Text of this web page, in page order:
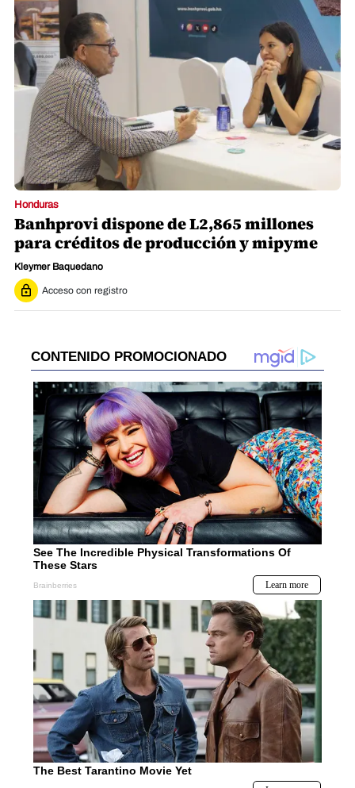
Honduras
Banhprovi dispone de L2,865 millones
para créditos de producción y mipyme
Kleymer Baquedano
Acceso con registro